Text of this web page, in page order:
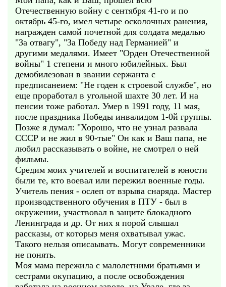
Отечественную войну с сентября 41-го и по
октябрь 45-го, имел четыре осколочных ранения,
награжден самой почетной для солдата медалью
"За отвагу", "За Победу над Германией" и
другими медалями. Имеет "Орден Отечественной
войны" 1 степени и много юбилейных. Был
демобилезован в звании сержанта с
предписанеием: "Не годен к строевой службе", но
еще проработал в угольной шахте 30 лет. И на
пенсии тоже работал. Умер в 1991 году, 11 мая,
после праздника Победы инвалидом 1-0й группы.
Позже я думал: "Хорошо, что не узнал развала
СССР и не жил в 90-тые" Он как и Ваш папа, не
любил рассказывать о войне, не смотрел о ней
фильмы.
Средим моих учителей и воспитателей в юности
были те, кто воевал или пережил военные годы.
Учитель пения - ослеп от взрыва снаряда. Мастер
производственного обучения в ПТУ - был в
окружении, участвовал в защите блокадного
Ленинграда и др. От них я порой слышал
рассказы, от которыз меня охватывал ужас.
Такого нельзя описаывать. Могут современники
не понять.
Моя мама пережила с малолетними братьями и
сестрами окупацию, а после освобождения